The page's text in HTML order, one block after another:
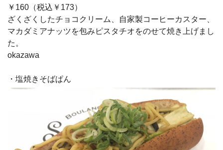
￥160（税込￥173）
ざくざくしたチョコクリーム、自家製コーヒーカスター、
マカダミアナッツを包みピスタチオをのせて焼き上げまし
た。
okazawa
・塩焼きそばぱん